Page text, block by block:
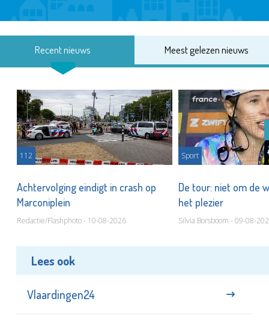
Recent nieuws Meest gelezen nieuws
112
Achtervolging eindigt in crash op
Marconiplein
Redactie/Flashphoto - 10-08-2026
Sport
De tour: niet om de
het plezier
Silvia Borsboom - 09-08-
Lees ook
Vlaardingen24